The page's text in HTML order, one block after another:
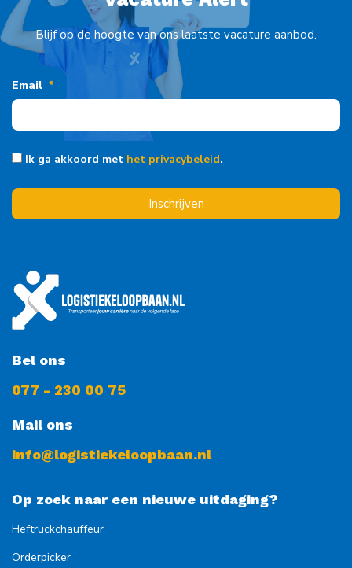
Blijf op de hoogte van ons laatste vacature aanbod.
Email
Ik ga akkoord met het privacybeleid.
Inschrijven
Bel ons
077 - 230 00 75
Mail ons
info@logistiekeloopbaan.nl
Op zoek naar een nieuwe uitdaging?
Heftruckchauffeur
Orderpicker